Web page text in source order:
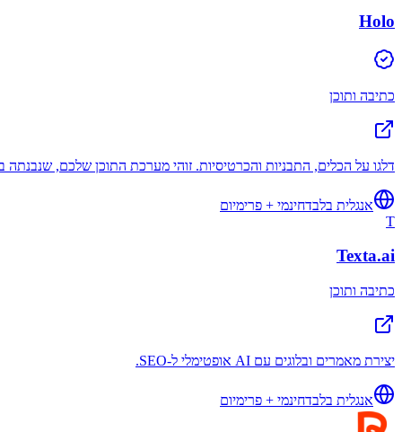
Holo
כתיבה ותוכן
דלגו על הכלים, התבניות והכרטיסיות. זוהי מערכת התוכן שלכם, שנבנתה
אנגלית בלבדחינמי + פרימיום
T
Texta.ai
כתיבה ותוכן
יצירת מאמרים ובלוגים עם AI אופטימלי ל-SEO.
אנגלית בלבדחינמי + פרימיום